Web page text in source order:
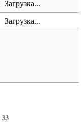
Загрузка...
Загрузка...
33